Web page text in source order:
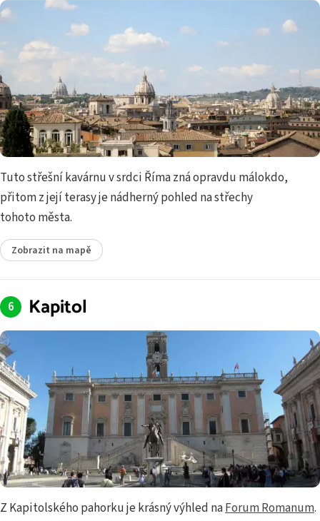
Tuto střešní kavárnu v srdci Říma zná opravdu málokdo,
přitom z její terasy je nádherný pohled na střechy
tohoto města.
Zobrazit na mapě
Kapitol
Z Kapitolského pahorku je krásný výhled naForum Romanum.